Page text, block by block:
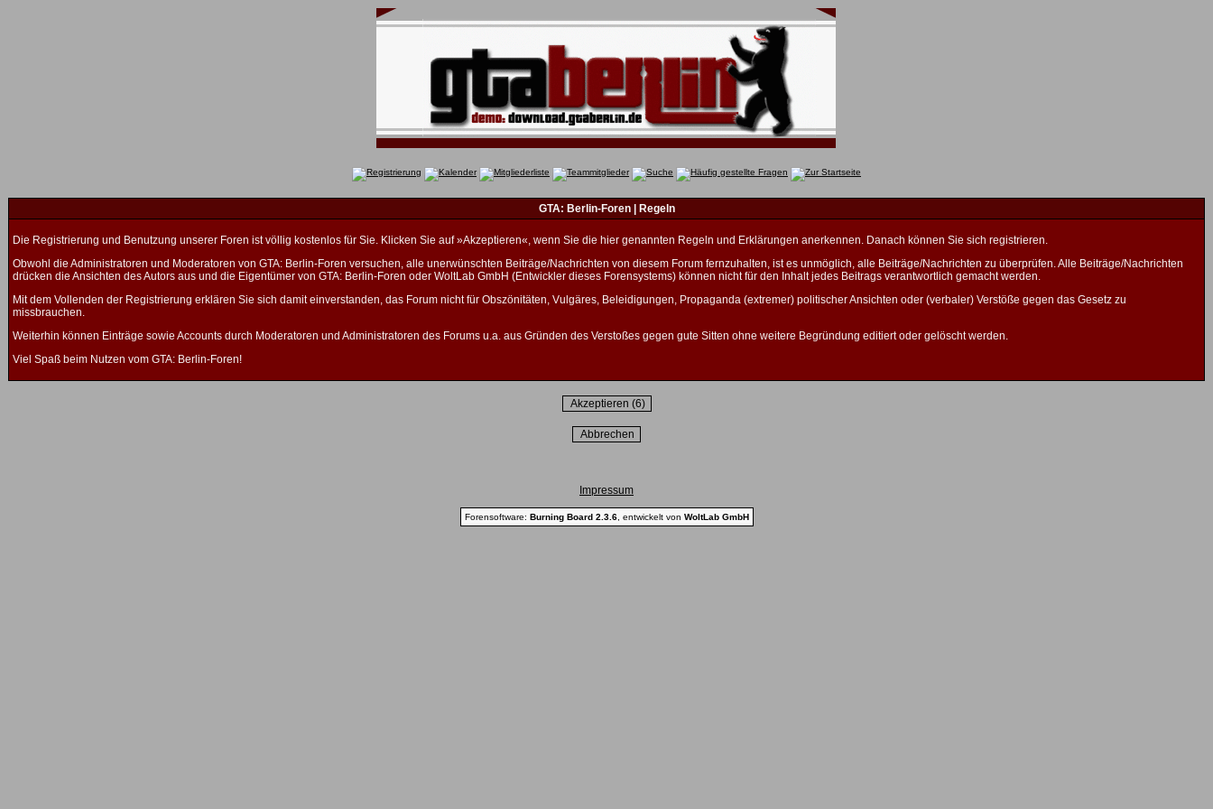
GTA: Berlin-Foren | Regeln
Die Registrierung und Benutzung unserer Foren ist völlig kostenlos für Sie. Klicken Sie auf »Akzeptieren«, wenn Sie die hier genannten Regeln und Erklärungen anerkennen. Danach können Sie sich registrieren.
Obwohl die Administratoren und Moderatoren von GTA: Berlin-Foren versuchen, alle unerwünschten Beiträge/Nachrichten von diesem Forum fernzuhalten, ist es unmöglich, alle Beiträge/Nachrichten zu überprüfen. Alle Beiträge/Nachrichten
drücken die Ansichten des Autors aus und die Eigentümer von GTA: Berlin-Foren oder WoltLab GmbH (Entwickler dieses Forensystems) können nicht für den Inhalt jedes Beitrags verantwortlich gemacht werden.
Mit dem Vollenden der Registrierung erklären Sie sich damit einverstanden, das Forum nicht für Obszönitäten, Vulgäres, Beleidigungen, Propaganda (extremer) politischer Ansichten oder (verbaler) Verstöße gegen das Gesetz zu
missbrauchen.
Weiterhin können Einträge sowie Accounts durch Moderatoren und Administratoren des Forums u.a. aus Gründen des Verstoßes gegen gute Sitten ohne weitere Begründung editiert oder gelöscht werden.
Viel Spaß beim Nutzen vom GTA: Berlin-Foren!
Impressum
Forensoftware: Burning Board 2.3.6, entwickelt von WoltLab GmbH